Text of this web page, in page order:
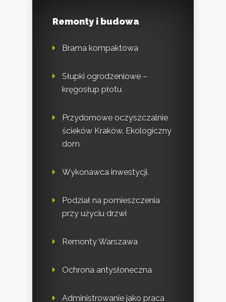
Remonty i budowa
Brama kompaktowa
Słupki ogrodzeniowe –
kręgosłup płotu
Przydomowe oczyszczalnie
ścieków Kraków. Ekologiczny
dom
Wykonawca inwestycji.
Podział na pomieszczenia
przy użyciu drzwi
Remonty Warszawa
Ochrona antysłoneczna
Administrowanie jako praca